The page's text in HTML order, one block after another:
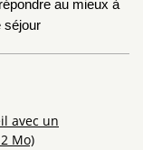
au mieux à
séjour
avec un
Mo)